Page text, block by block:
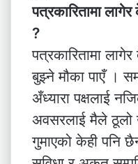
पत्रकारितामा
?
पत्रकारितामा
बुझ्ने मौका पाएँ ।
अँध्यारा पक्षलाई
अवसरलाई मैले ठूलो
गुमाएको केही पनि